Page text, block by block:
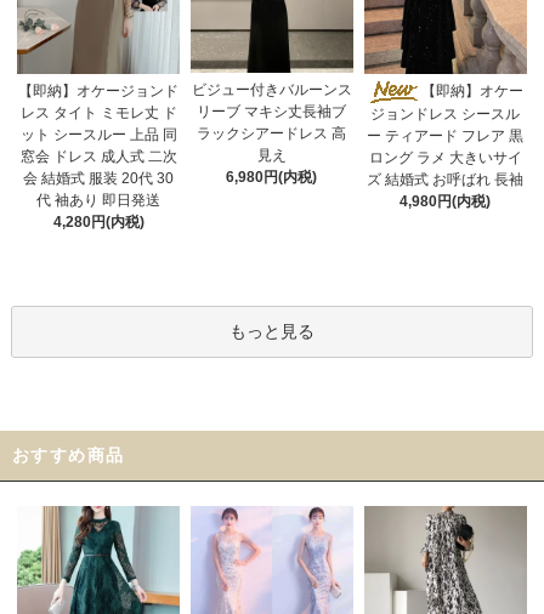
【即納】オケージョンド
レス タイト ミモレ丈 ド
ット シースルー 上品 同
窓会 ドレス 成人式 二次
会 結婚式 服装 20代 30
代 袖あり 即日発送
4,280円(内税)
ビジュー付きバルーンス
リーブ マキシ丈長袖ブ
ラックシアードレス 高
見え
6,980円(内税)
【即納】オケー
ジョンドレス シースル
ー ティアード フレア 黒
ロング ラメ 大きいサイ
ズ 結婚式 お呼ばれ 長袖
4,980円(内税)
もっと見る
おすすめ商品